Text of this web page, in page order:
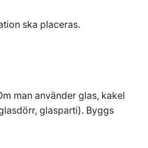
ska placeras.
man använder glas, kakel
glasparti). Byggs